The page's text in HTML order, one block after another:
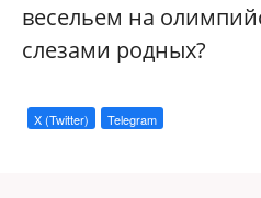
весельем на
слезами родных?
X (Twitter) Telegram